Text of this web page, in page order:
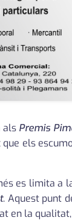
als Premis
els
es limita
. Aquest punt
en la